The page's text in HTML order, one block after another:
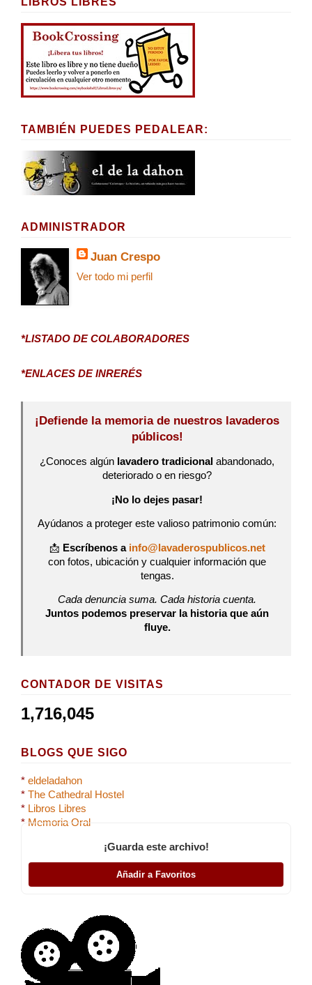
TAMBIÉN PUEDES PEDALEAR:
ADMINISTRADOR
Juan Crespo
Ver todo mi perfil
*LISTADO DE COLABORADORES
*ENLACES DE INRERÉS
¡Defiende la memoria de nuestros lavaderos
públicos!
¿Conoces algún lavadero tradicional abandonado,
deteriorado o en riesgo?
¡No lo dejes pasar!
Ayúdanos a proteger este valioso patrimonio común:
📩 Escríbenos a info@lavaderospublicos.net
con fotos, ubicación y cualquier información que
tengas.
Cada denuncia suma. Cada historia cuenta.
Juntos podemos preservar la historia que aún
fluye.
CONTADOR DE VISITAS
1,716,045
BLOGS QUE SIGO
* eldeladahon
* The Cathedral Hostel
* Libros Libres
* Memoria Oral
¡Guarda este archivo!
Añadir a Favoritos